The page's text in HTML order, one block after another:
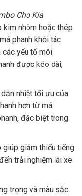
Cho Kia
nhôm hoặc thép
phanh khỏi tác
các yếu tố môi
được kéo dài,
dẫn nhiệt tối ưu của
hơn từ má
đặc biệt trong
giúp giảm thiểu tiếng
trải nghiệm lái xe
trọng và màu sắc